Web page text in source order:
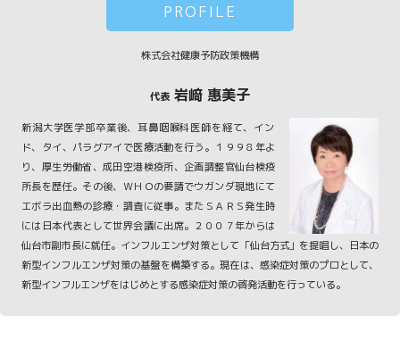
PROFILE
株式会社健康予防政策機構
代表 岩﨑 惠美子
新潟大学医学部卒業後、耳鼻咽喉科医師を経て、イン
ド、タイ、パラグアイで医療活動を行う。１９９８年よ
り、厚生労働省、成田空港検疫所、企画調整官仙台検疫
所長を歴任。その後、ＷＨＯの要請でウガンダ現地にて
エボラ出血熱の診療・調査に従事。またＳＡＲＳ発生時
には日本代表として世界会議に出席。２００７年からは
仙台市副市長に就任。インフルエンザ対策として「仙台方式」を提唱し、日本の
新型インフルエンザ対策の基盤を構築する。現在は、感染症対策のプロとして、
新型インフルエンザをはじめとする感染症対策の啓発活動を行っている。